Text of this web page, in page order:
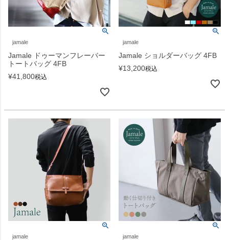
jamale
Jamale ドゥーマンフレーバー
トートバッグ 4FB
¥41,800税込
jamale
Jamale ショルダーバッグ 4FB
¥13,200税込
jamale
jamale